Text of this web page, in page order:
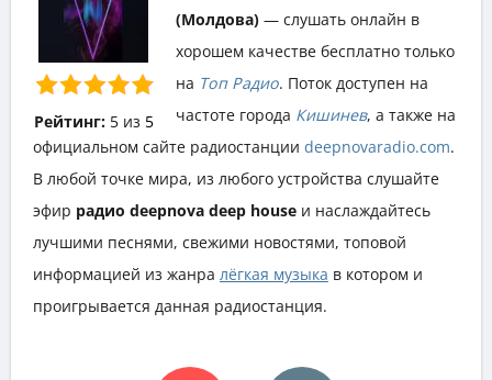
Рейтинг: 5из 5
(Молдова) — слушать онлайн в
хорошем качестве бесплатно только
на Топ Радио. Поток доступен на
частоте города Кишинев, а также на
официальном сайте радиостанции deepnovaradio.com.
В любой точке мира, из любого устройства слушайте
эфир радио deepnova deep house и наслаждайтесь
лучшими песнями, свежими новостями, топовой
информацией из жанра лёгкая музыка в котором и
проигрывается данная радиостанция.